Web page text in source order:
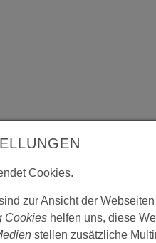
Cookies.
zur Ansicht der
Cookies helfen uns, diese
stellen zusätzliche